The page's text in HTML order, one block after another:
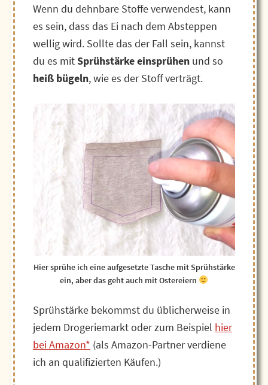
Wenn du dehnbare Stoffe verwendest, kann
es sein, dass das Ei nach dem Absteppen
wellig wird. Sollte das der Fall sein, kannst
du es mitSprühstärke einsprühenund so
heiß bügeln, wie es der Stoff verträgt.
Hier sprühe ich eine aufgesetzte Tasche mit Sprühstärke
ein, aber das geht auch mit Ostereiern
Sprühstärke bekommst du üblicherweise in
jedem Drogeriemarkt oder zum Beispiel hier
bei Amazon* (als Amazon-Partner verdiene
ich an qualifizierten Käufen.)